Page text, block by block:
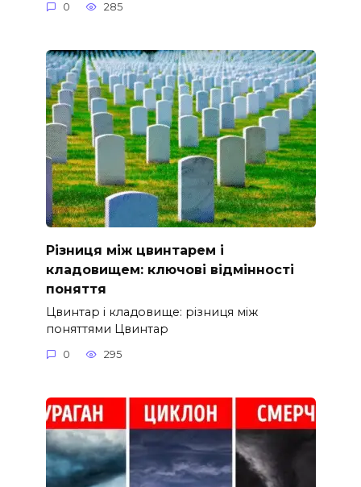
0 285
Різниця між цвинтарем і
кладовищем: ключові відмінності
поняття
Цвинтар і кладовище: різниця між
поняттями Цвинтар
0 295